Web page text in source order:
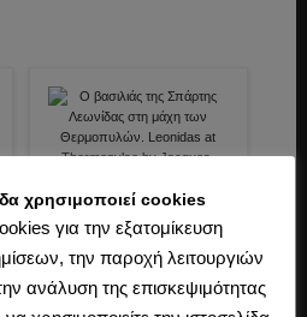
13 Ιανουαρίου 2018
Το πολίτευμα της Σπάρτης. Ο
νομοθέτης Λυκούργος. Η
Γερουσία. Οι πέντε έφοροι.
(0)
χρησιμοποιεί cookies
για την εξατομίκευση
την παροχή λειτουργιών
ανάλυση της επισκεψιμότητας